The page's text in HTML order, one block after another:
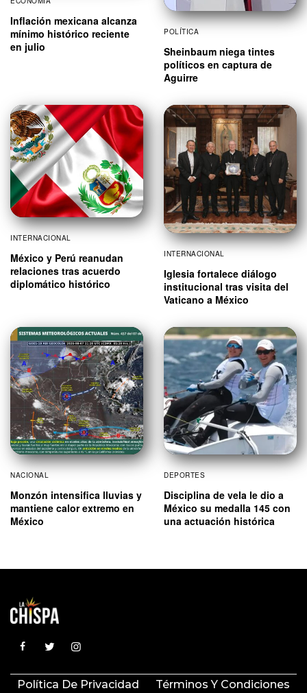
Inflación mexicana alcanza
mínimo histórico reciente
en julio
POLÍTICA
Sheinbaum niega tintes
políticos en captura de
Aguirre
INTERNACIONAL
México y Perú reanudan
relaciones tras acuerdo
diplomático histórico
INTERNACIONAL
Iglesia fortalece diálogo
institucional tras visita del
Vaticano a México
NACIONAL
Monzón intensifica lluvias y
mantiene calor extremo en
México
DEPORTES
Disciplina de vela le dio a
México su medalla 145 con
una actuación histórica
Política De Privacidad Términos Y Condiciones